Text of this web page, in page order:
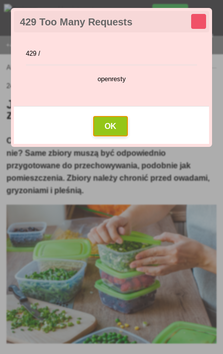
429 Too Many Requests
429 /
openresty
OK
+421 915 420 295 | PONIEDZIAŁEK - PIĄTEK 9:00 - 16:00
Menu
Aktualności»Jak zachować zbiory w czasie zimy?
24.11.2020 (Pierwotny artykuł: 23.11.2020)
Jak zachować zbiory w czasie
zimy?
Czy mieszanie jabłek z gruszkami to dobry pomysł czy
nie? Same zbiory muszą być odpowiednio
przygotowane do przechowywania, podobnie jak
pomieszczenia. Zbiory należy chronić przed owadami,
gryzoniami i pleśnią.